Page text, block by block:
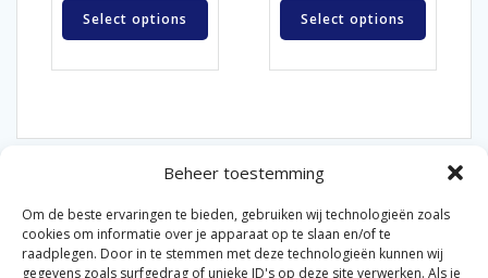
Beheer toestemming
Om de beste ervaringen te bieden, gebruiken wij technologieën zoals
cookies om informatie over je apparaat op te slaan en/of te
raadplegen. Door in te stemmen met deze technologieën kunnen wij
gegevens zoals surfgedrag of unieke ID's op deze site verwerken. Als je
Select options Select options